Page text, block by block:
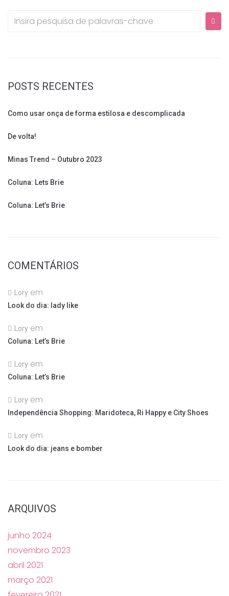
Procurar:
POSTS RECENTES
Como usar onça de forma estilosa e descomplicada
De volta!
Minas Trend – Outubro 2023
Coluna: Lets Brie
Coluna: Let’s Brie
COMENTÁRIOS
Lory em
Look do dia: lady like
Lory em
Coluna: Let’s Brie
Lory em
Coluna: Let’s Brie
Lory em
Independência Shopping: Maridoteca, Ri Happy e City Shoes
Lory em
Look do dia: jeans e bomber
ARQUIVOS
junho 2024
novembro 2023
abril 2021
março 2021